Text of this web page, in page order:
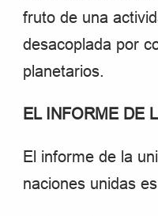
fruto de una
desacoplada por
planetarios.
EL INFORME DE
El informe de la
naciones unidas